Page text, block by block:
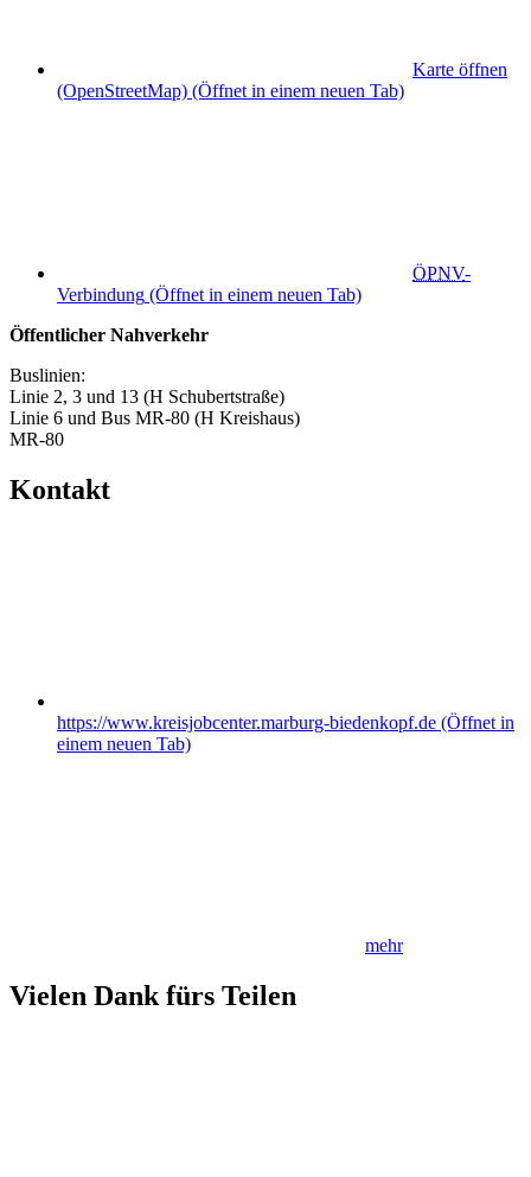
Karte öffnen
(OpenStreetMap) (Öffnet in einem neuen Tab)
ÖPNV-
Verbindung (Öffnet in einem neuen Tab)
Öffentlicher Nahverkehr
Buslinien:
Linie 2, 3 und 13 (H Schubertstraße)
Linie 6 und Bus MR-80 (H Kreishaus)
MR-80
Kontakt
https://www.kreisjobcenter.marburg-biedenkopf.de (Öffnet in
einem neuen Tab)
mehr
Vielen Dank fürs Teilen